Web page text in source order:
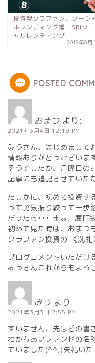
投資型クラファン、ソーシ
ルレンディング編！SBIソ
ャルレンディング
2019年8月
POSTED
おまつ より:
2021年3月4日 12:19 PM
みうさん、はじめまして♪
情報ありがとうござい
そうでしたか、月曜日の
記事にも追記させてい
たしかに、初めて投資す
って勇気振り絞って一歩
だったら••• まぁ、度肝
初めて見た時は、おま
クラファン投資の 《洗
ブログコメントいただけ
みうさんこれからもよ
みう より:
2021年3月3日 2:55 PM
すいません、先ほどの書
わかちあいファンドの名
ていました(^^;)失礼いた